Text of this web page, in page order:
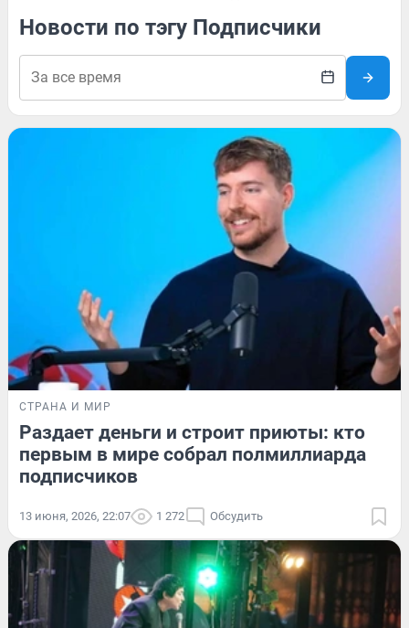
Новости по тэгу Подписчики
СТРАНА И МИР
Раздает деньги и строит приюты: кто
первым в мире собрал полмиллиарда
подписчиков
13 июня, 2026, 22:07 1 272 Обсудить